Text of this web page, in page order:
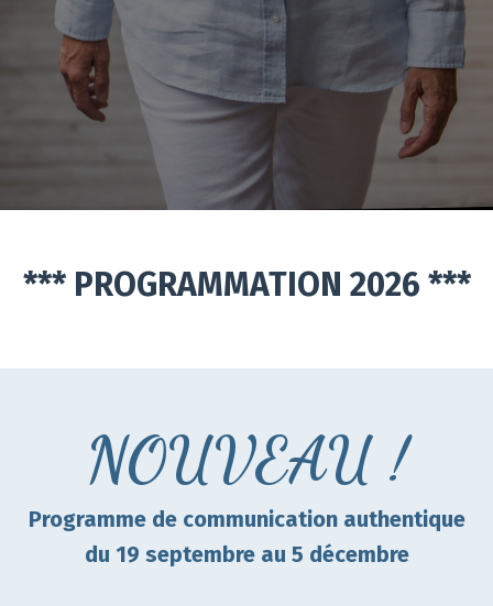
*** PROGRAMMATION 2026 ***
NOUVEAU !
Programme de communication authentique
du 19 septembre au 5 décembre